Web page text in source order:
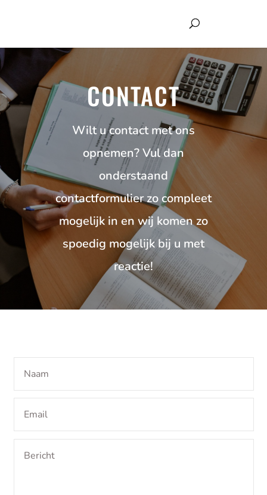
CONTACT
Wilt u contact met ons
opnemen? Vul dan
onderstaand
contactformulier zo compleet
mogelijk in en wij komen zo
spoedig mogelijk bij u met
reactie!